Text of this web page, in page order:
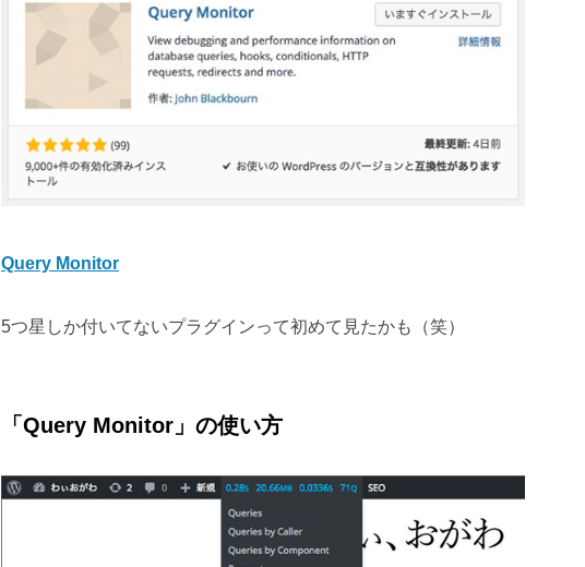
Query Monitor
5つ星しか付いてないプラグインって初めて見たかも（笑）
「Query Monitor」の使い方